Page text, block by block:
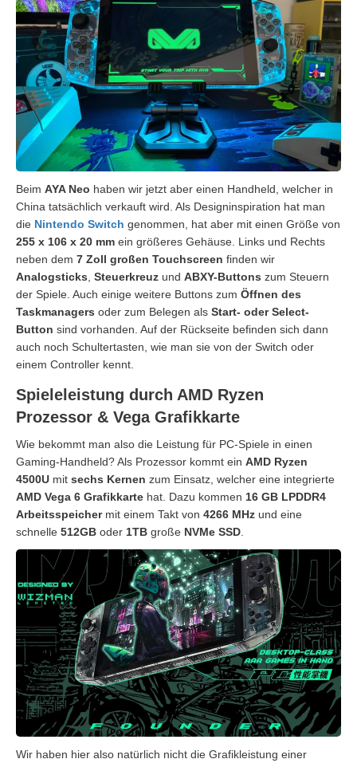
Beim AYA Neo haben wir jetzt aber einen Handheld, welcher in
China tatsächlich verkauft wird. Als Designinspiration hat man
die Nintendo Switch genommen, hat aber mit einen Größe von
255 x 106 x 20 mm ein größeres Gehäuse. Links und Rechts
neben dem 7 Zoll großen Touchscreen finden wir
Analogsticks Steuerkreuz und ABXY-Buttons zum Steuern
der Spiele. Auch einige weitere Buttons zum Öffnen des
Taskmanagers oder zum Belegen als Start- oder Select-
Button sind vorhanden. Auf der Rückseite befinden sich dann
auch noch Schultertasten, wie man sie von der Switch oder
einem Controller kennt.
Spieleleistung durch AMD Ryzen
Prozessor & Vega Grafikkarte
Wie bekommt man also die Leistung für PC-Spiele in einen
Gaming-Handheld? Als Prozessor kommt ein AMD Ryzen
4500U mit sechs Kernen zum Einsatz, welcher eine integrierte
AMD Vega 6 Grafikkarte hat. Dazu kommen 16 GB LPDDR4
Arbeitsspeichermit einem Takt von 4266 MHz und eine
schnelle 512GB oder 1TB große NVMe SSD
Wir haben hier also natürlich nicht die Grafikleistung einer